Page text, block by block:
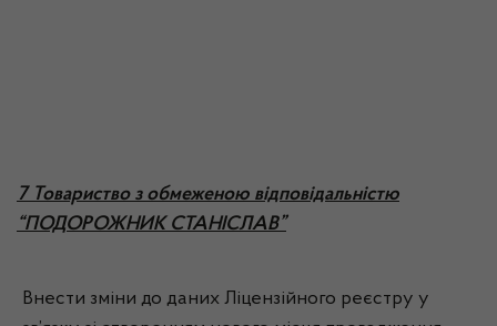
7 Товариство з обмеженою відповідальністю
“ПОДОРОЖНИК СТАНІСЛАВ”
Внести зміни до даних Ліцензійного реєстру у